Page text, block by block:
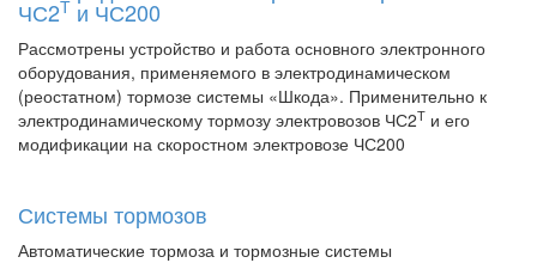
ЧС2Т и ЧС200
Рассмотрены устройство и работа основного электронного
оборудования, применяемого в электродинамическом
(реостатном) тормозе системы «Шкода». Применительно к
электродинамическому тормозу электровозов ЧС2Т и его
модификации на скоростном электровозе ЧС200
Системы тормозов
Автоматические тормоза и тормозные системы